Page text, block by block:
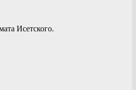
Исетского.